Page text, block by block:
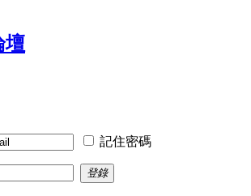
記住密碼
登錄